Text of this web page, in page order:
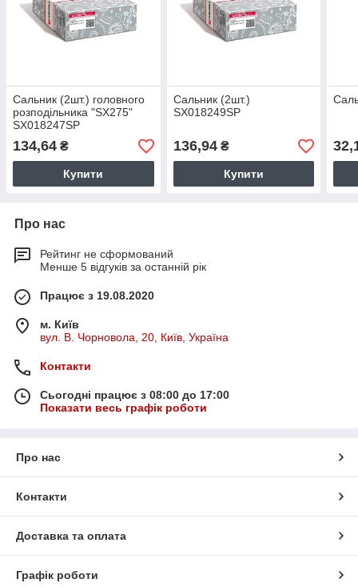
Сальник (2шт.) головного
розподільника "SX275"
SX018247SP
134,64 ₴
Купити
Сальник (2шт.)
SX018249SP
136,94₴
Купити
Про нас
Рейтинг не сформований
Менше 5 відгуків за останній рік
Працює з 19.08.2020
м. Київ
вул. В. Чорновола, 20, Київ, Україна
Контакти
Сьогодні працює з 08:00 до 17:00
Показати весь графік роботи
Про нас
Контакти
Доставка та оплата
Графік роботи